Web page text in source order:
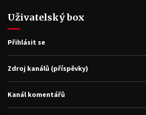
Uživatelský box
Přihlásit se
Zdroj kanálů (příspěvky)
Kanál komentářů